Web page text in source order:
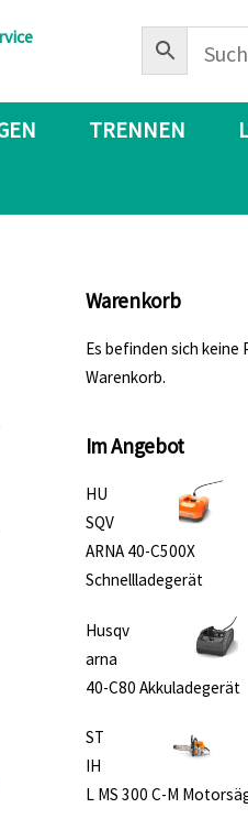
TRENNEN
Warenkorb
Es befinden sich keine
Warenkorb.
Im Angebot
HU
SQV
ARNA 40-C500X
Schnellladegerät
Ursprünglicher
Preis
€159,00
Aktueller
Preis
€149,00.
Husqv
arna
40-C80 Akkuladegerät
war:
€59,90
ist:
€55,90.
ST
IH
L MS 300 C-M